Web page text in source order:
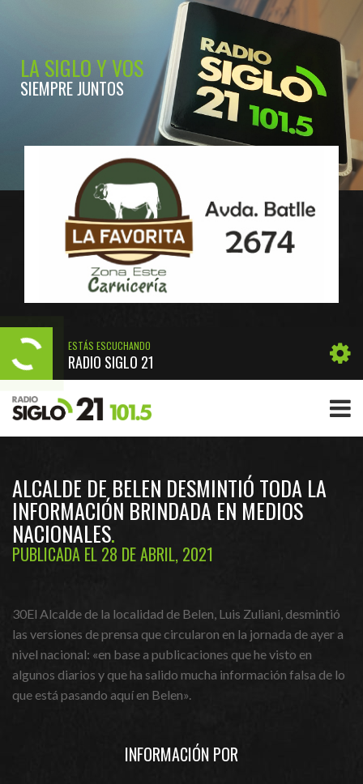
LA SIGLO Y VOS
SIEMPRE JUNTOS
ESTÁS ESCUCHANDO
RADIO SIGLO 21
ALCALDE DE BELEN DESMINTIÓ TODA LA
INFORMACIÓN BRINDADA EN MEDIOS
NACIONALES
PUBLICADA EL 28 DE ABRIL, 2021
30El Alcalde de la localidad de Belen, Luis Zuliani, desmintió
las versiones de prensa que circularon en la jornada de ayer a
nivel nacional: «en base a publicaciones que he visto en
algunos diarios y que ha salido mucha información falsa de lo
que está pasando aquí en Belen».
INFORMACIÓN POR